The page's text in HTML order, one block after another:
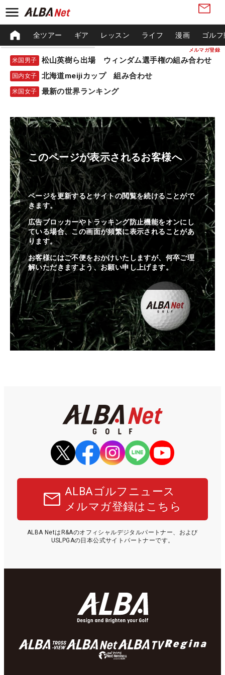
メルマガ登録
全ツアー ギア レッスン ライフ 漫画 ゴル
米国男子 松山英樹ら出場 ウィンダム選手権の組み合わせ
国内女子 北海道meijiカップ 組み合わせ
米国女子 最新の世界ランキング
このページが表示されるお客様へ
ページを更新するとサイトの閲覧を続けることがで
きます。
広告ブロッカーやトラッキング防止機能をオンにし
ている場合、この画面が頻繁に表示されることがあ
ります。
お客様にはご不便をおかけいたしますが、何卒ご理
解いただきますよう、お願い申し上げます。
ALBAゴルフニュース
メルマガ登録はこちら
ALBA NetはR&Aのオフィシャルデジタルパートナー、および
USLPGAの日本公式サイトパートナーです。